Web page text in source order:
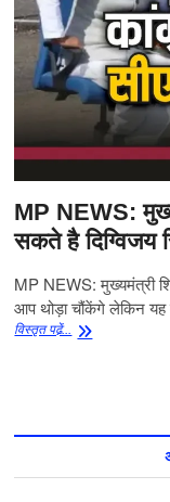
प्रौद्योगिकी
संस्थान(मैनिट)
में
पीएचडी
स्कॉलर्स
गए
हैं?
MP NEWS:
सकते है दिग्विजय
MP NEWS: मुख्यमंत्री
आप थोड़ा चौंकेंगे लेकिन यह
विस्‍तृत पढे़ं...
MP